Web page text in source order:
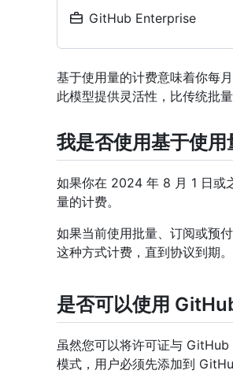
GitHub Enterprise
基于使用量的计费意味着你每
此模型提供灵活性，比传统批
我是否使用基于使用
如果你在 2024 年 8 月 1 日或
量的计费。
如果当前使用批量、订阅或预
这种方式计费，直到协议到期
是否可以使用
虽然您可以将许可证与
模式，用户必须先添加到